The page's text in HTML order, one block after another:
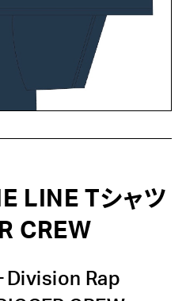
LINE Tシャツ
CREW
Division Rap